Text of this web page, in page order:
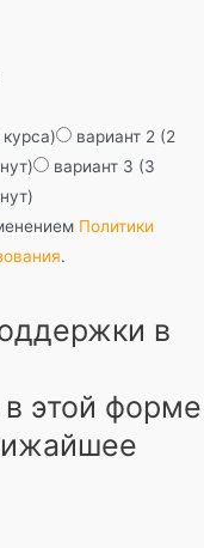
вариант 2 (2
вариант 3 (3
Политики
.
в
этой форме